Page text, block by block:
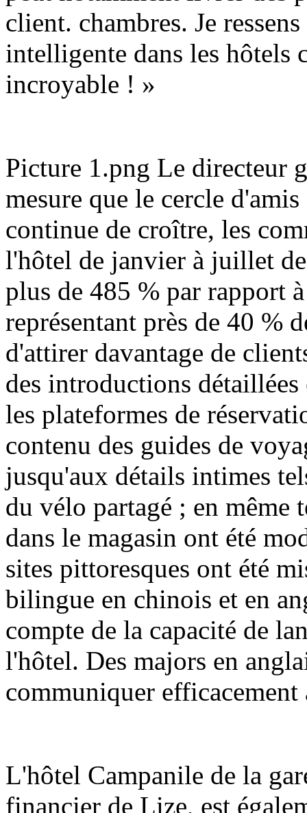
client. chambres. Je
intelligente dans les hôtels
incroyable ! »
Picture 1.png Le directeur
mesure que le cercle
continue de croître, les
l'hôtel de janvier à juillet
plus de 485 % par rapport
représentant près de 40 %
d'attirer davantage de
des introductions
les plateformes de
contenu des guides de
jusqu'aux détails intimes
du vélo partagé ; en
dans le magasin ont été
sites pittoresques ont été
bilingue en chinois et en
compte de la capacité de
l'hôtel. Des majors en
communiquer
L'hôtel Campanile de la
financier de Lize, est